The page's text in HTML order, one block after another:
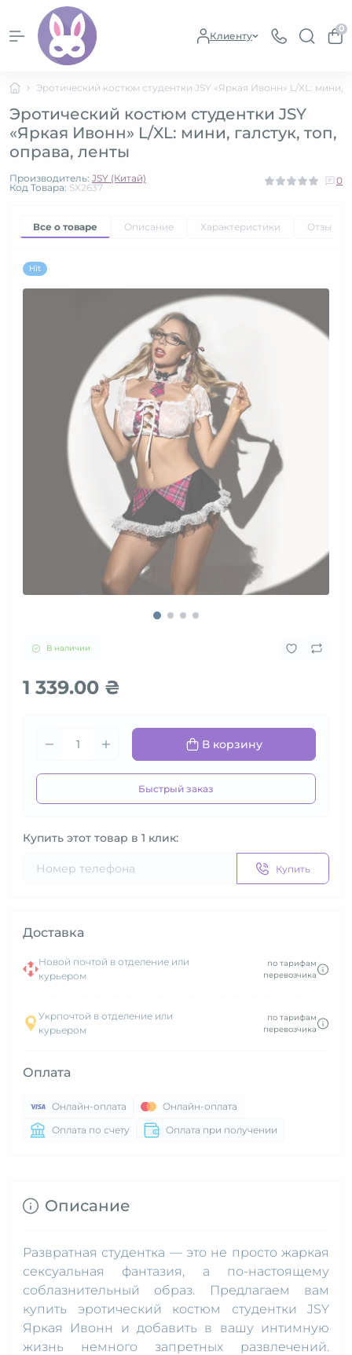
Клиенту
0
Эротический костюм студентки JSY «Яркая Ивонн» L/XL: мини,
Эротический костюм студентки JSY
«Яркая Ивонн» L/XL: мини, галстук, топ,
оправа, ленты
Производитель: JSY (Китай)
Код Товара: SX2637
0
Все о товаре Описание Характеристики Отзывы
Hit
В наличии
1 339.00 ₴
В корзину
Быстрый заказ
Купить этот товар в 1 клик:
Купить
Доставка
Новой почтой в отделение или
курьером
по тарифам
перевозчика
Укрпочтой в отделение или
курьером
по тарифам
перевозчика
Оплата
Онлайн-оплата
Онлайн-оплата
Оплата по счету
Оплата при получении
Описание
Развратная студентка — это не просто жаркая
сексуальная фантазия, а по-настоящему
соблазнительный образ. Предлагаем вам
купить эротический костюм студентки JSY
Яркая Ивонн и добавить в вашу интимную
жизнь немного запретных развлечений.